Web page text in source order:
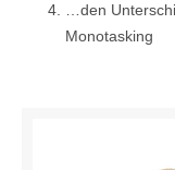
…den
Monotasking